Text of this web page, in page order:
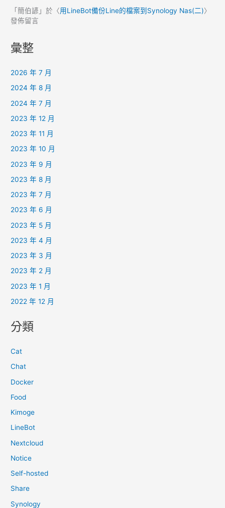
「 簡伯諺 」於〈用LineBot備份Line的檔案到Synology Nas(二)〉
發佈留言
彙整
2026 年 7 月
2024 年 8 月
2024 年 7 月
2023 年 12 月
2023 年 11 月
2023 年 10 月
2023 年 9 月
2023 年 8 月
2023 年 7 月
2023 年 6 月
2023 年 5 月
2023 年 4 月
2023 年 3 月
2023 年 2 月
2023 年 1 月
2022 年 12 月
分類
Cat
Chat
Docker
Food
Kimoge
LineBot
Nextcloud
Notice
Self-hosted
Share
Synology